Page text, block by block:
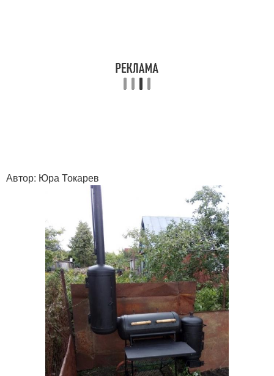
Автор: Юра Токарев